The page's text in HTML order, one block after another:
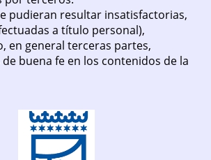
pudieran resultar insatisfactorias,
a título personal),
en general terceras partes,
buena fe en los contenidos de la